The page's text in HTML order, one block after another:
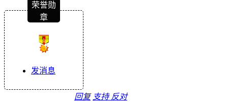
荣誉勋
章
发消息
回复 支持 反对